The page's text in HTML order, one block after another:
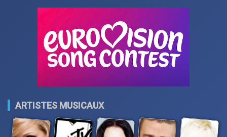
ARTISTES MUSICAUX